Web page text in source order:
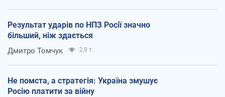
Результат ударів по НПЗ Росії значно
більший, ніж здається
Дмитро Томчук 2,9 т.
Не помста, а стратегія: Україна змушує
Росію платити за війну